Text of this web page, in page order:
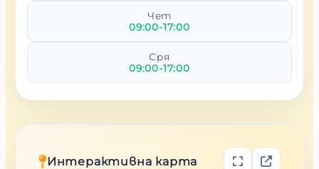
Интерактивна карта
Чет
09:00-17:00
Сря
09:00-17:00